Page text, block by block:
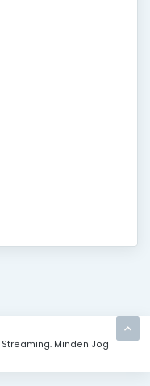
Minden Jog